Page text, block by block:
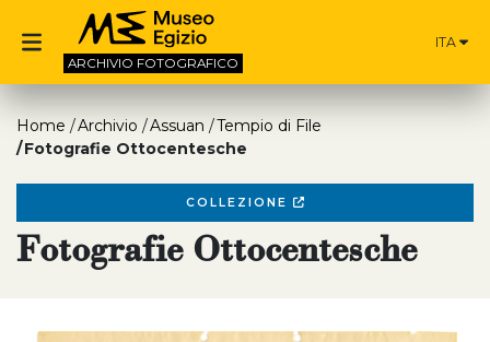
ARCHIVIO FOTOGRAFICO
ITA
Home Archivio Assuan
Tempio di File
Fotografie Ottocentesche
COLLEZIONE
Fotografie Ottocentesche